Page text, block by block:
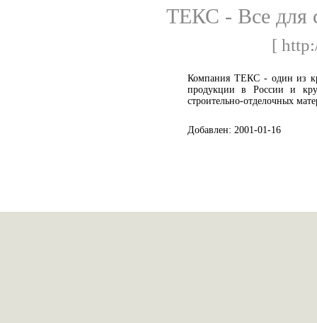
ТЕКС - Все для
[
Компания ТЕКС - один из
продукции в России и
строительно-отделочных
Добавлен: 2001-01-16